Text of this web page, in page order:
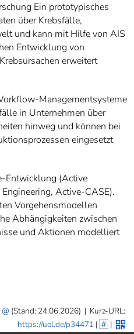
Ein prototypisches
über Krebsfälle,
und kann mit Hilfe von AIS
Entwicklung von
erweitert
Managementsysteme
in Unternehmen über
hinweg und können bei
eingesetzt
Entwicklung (Active
Active-CASE).
Vorgehensmodellen
Abhängigkeiten zwischen
und Aktionen modelliert
(Stand: 24.06.2026) | Kurz-URL:
https://uol.de/p34471 | # |